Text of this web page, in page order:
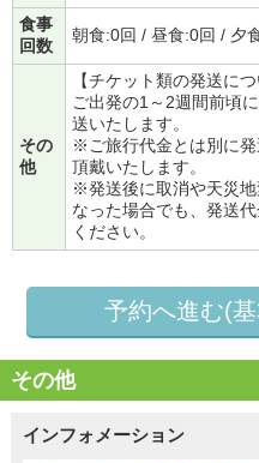
食事
回数
朝食:0回 / 昼食:0回 / 夕
その
他
【チケット類の発送につ
ご出発の1～2週間前頃
送いたします。
※ご旅行代金とは別に
頂戴いたします。
※発送後に取消や天災
なった場合でも、発送
ください。
予約へ進む(
その他
インフォメーション